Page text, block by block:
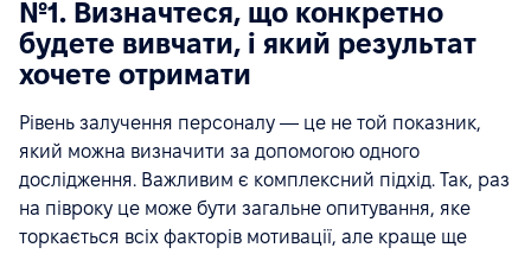
№1. Визначтеся, що конкретно
будете вивчати, і який результат
хочете отримати
Рівень залучення персоналу — це не той показник,
який можна визначити за допомогою одного
дослідження. Важливим є комплексний підхід. Так, раз
на півроку це може бути загальне опитування, яке
торкається всіх факторів мотивації, але краще ще